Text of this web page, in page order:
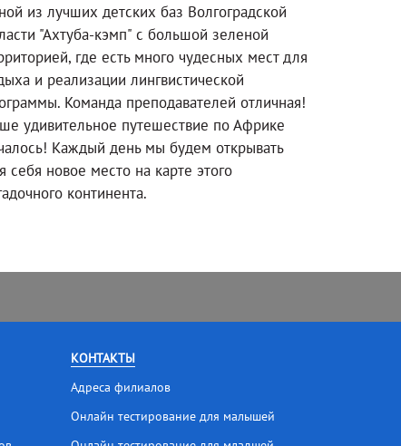
из лучших детских баз Волгоградской
"Ахтуба-кэмп" с большой зеленой
где есть много чудесных мест для
и реализации лингвистической
Команда преподавателей отличная!
удивительное путешествие по Африке
Каждый день мы будем открывать
себя новое место на карте этого
континента.
КОНТАКТЫ
Адреса филиалов
Онлайн тестирование для малышей